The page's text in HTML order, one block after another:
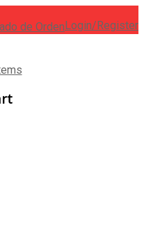
Login/Register
de Orden